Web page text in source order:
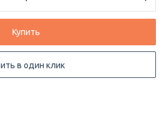
Купить
в один клик